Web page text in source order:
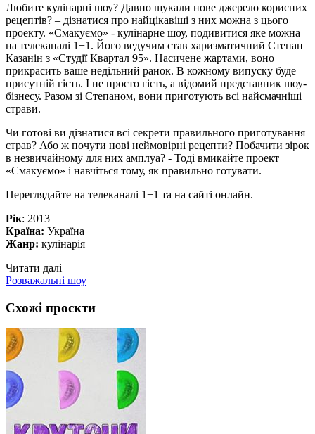
Любите кулінарні шоу? Давно шукали нове джерело корисних
рецептів? – дізнатися про найцікавіші з них можна з цього
проекту. «Смакуємо» - кулінарне шоу, подивитися яке можна
на телеканалі 1+1. Його ведучим став харизматичний Степан
Казанін з «Студії Квартал 95». Насичене жартами, воно
прикрасить ваше недільний ранок. В кожному випуску буде
присутній гість. І не просто гість, а відомий представник шоу-
бізнесу. Разом зі Степаном, вони приготують всі найсмачніші
страви.
Чи готові ви дізнатися всі секрети правильного приготування
страв? Або ж почути нові неймовірні рецепти? Побачити зірок
в незвичайному для них амплуа? - Тоді вмикайте проект
«Смакуємо» і навчіться тому, як правильно готувати.
Переглядайте на телеканалі 1+1 та на сайті онлайн.
Рік: 2013
Країна: Україна
Жанр: кулінарія
Читати далі
Розважальні шоу
Схожі проєкти